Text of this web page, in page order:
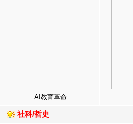
AI教育革命
社科/哲史